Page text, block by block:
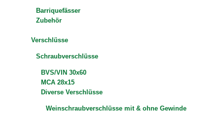
Barriquefässer
Zubehör
Verschlüsse
Schraubverschlüsse
BVS/VIN 30x60
MCA 28x15
Diverse Verschlüsse
Weinschraubverschlüsse mit & ohne Gewinde